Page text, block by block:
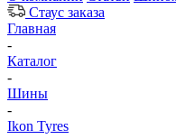
Стаус заказа
Главная
-
Каталог
-
Шины
-
Ikon Tyres